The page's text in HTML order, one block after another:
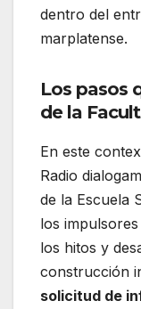
dentro del
marplatense.
Los pasos
de la
En este
Radio
de la Escuela
los
los hitos y
construcción
solicitud de